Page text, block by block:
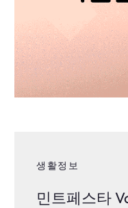
생활정보
민트페스타